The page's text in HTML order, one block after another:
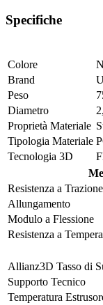
Specifiche
Colore
Brand
Peso
Diametro
Proprietà Materiale
Tipologia Materiale
Tecnologia 3D
Resistenza a Trazione
Allungamento
Modulo a Flessione
Resistenza a
Allianz3D Tasso di
Supporto Tecnico
Temperatura